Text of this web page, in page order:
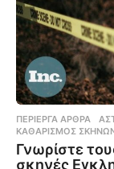
ΠΕΡΊΕΡΓΑ ΆΡΘΡΑ
ΚΑΘΑΡΙΣΜΌΣ
Γνωρίστε
σκηνές